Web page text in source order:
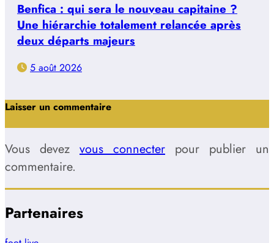
Benfica : qui sera le nouveau capitaine ?
Une hiérarchie totalement relancée après
deux départs majeurs
5 août 2026
Laisser un commentaire
Vous devez vous connecter pour publier un
commentaire.
Partenaires